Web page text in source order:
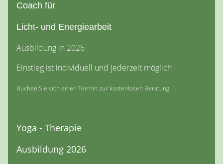
Coach für
Licht- und Energiearbeit
Ausbildung in 2026
Einstieg ist individuell und jederzeit möglich
Buchen Sie sich einen Termin zur kostenlosen Beratung
Yoga - Therapie
Ausbildung 2026